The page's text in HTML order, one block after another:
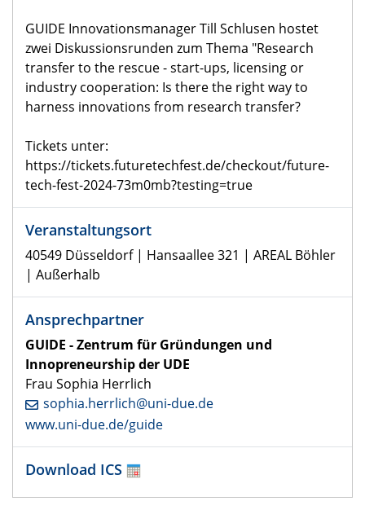
GUIDE Innovationsmanager Till Schlusen hostet
zwei Diskussionsrunden zum Thema "Research
transfer to the rescue - start-ups, licensing or
industry cooperation: Is there the right way to
harness innovations from research transfer?
Tickets unter:
https://tickets.futuretechfest.de/checkout/future-
tech-fest-2024-73m0mb?testing=true
Veranstaltungsort
40549 Düsseldorf | Hansaallee 321 | AREAL Böhler
| Außerhalb
Ansprechpartner
GUIDE - Zentrum für Gründungen und
Innopreneurship der UDE
Frau Sophia Herrlich
sophia.herrlich@uni-due.de
www.uni-due.de/guide
Download ICS